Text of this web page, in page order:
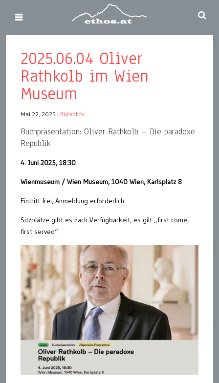
2025.06.04 Oliver
Rathkolb im Wien
Museum
Mai 22, 2025 Rückblick
Buchpräsentation: Oliver Rathkolb – Die paradoxe
Republik
4. Juni 2025, 18:30
Wienmuseum / Wien Museum, 1040 Wien, Karlsplatz 8
Eintritt frei, Anmeldung erforderlich.
Sitzplätze gibt es nach Verfügbarkeit, es gilt „first come,
first served“.